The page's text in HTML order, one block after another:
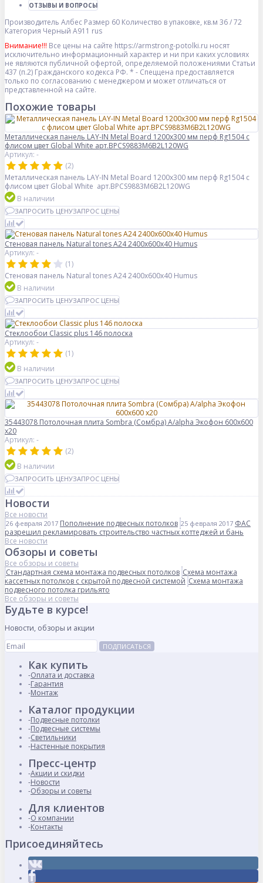
ОТЗЫВЫ И ВОПРОСЫ
Производитель Албес Размер 60 Количество в упаковке, кв.м 36 / 72
Категория Черный А911 rus
Внимание!!! Все цены на сайте https://armstrong-potolki.ru носят
исключительно информационный характер и ни при каких условиях
не являются публичной офертой, определяемой положениями Статьи
437 (п.2) Гражданского кодекса РФ. * - Спеццена предоставляется
только по согласованию с менеджером и может отличаться от
представленной на сайте.
Похожие товары
Металлическая панель LAY-IN Metal Board 1200x300 мм перф Rg1504 с
флисом цвет Global White арт.BPCS9883M6B2L120WG
Артикул: -
(2)
Металлическая панель LAY-IN Metal Board 1200x300 мм перф Rg1504 с
флисом цвет Global White арт.BPCS9883M6B2L120WG
В наличии
ЗАПРОСИТЬ ЦЕНУЗАПРОС ЦЕНЫ
Стеновая панель Natural tones А24 2400x600x40 Humus
Артикул: -
(1)
Стеновая панель Natural tones А24 2400x600x40 Humus
В наличии
ЗАПРОСИТЬ ЦЕНУЗАПРОС ЦЕНЫ
Стеклообои Classic plus 146 полоска
Артикул: -
(1)
В наличии
ЗАПРОСИТЬ ЦЕНУЗАПРОС ЦЕНЫ
35443078 Потолочная плита Sombra (Сомбра) A/alpha Экофон 600x600
x20
Артикул: -
(2)
В наличии
ЗАПРОСИТЬ ЦЕНУЗАПРОС ЦЕНЫ
Новости
Все новости
26 февраля 2017 Пополнение подвесных потолков 25 февраля 2017 ФАС
разрешил рекламировать строительство частных коттеджей и бань
Все новости
Обзоры и советы
Все обзоры и советы
Стандартная схема монтажа подвесных потолков Схема монтажа
кассетных потолков с скрытой подвесной системой Схема монтажа
подвесного потолка грильято
Все обзоры и советы
Будьте в курсе!
Новости, обзоры и акции
ПОДПИСАТЬСЯ
Как купить
Оплата и доставка
Гарантия
Монтаж
Каталог продукции
Подвесные потолки
Подвесные системы
Светильники
Настенные покрытия
Пресс-центр
Акции и скидки
Новости
Обзоры и советы
Для клиентов
О компании
Контакты
Присоединяйтесь